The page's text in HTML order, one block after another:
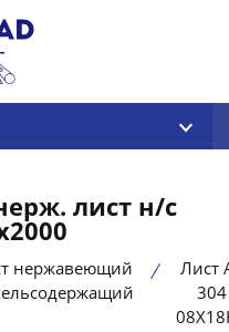
лист н/с
нержавеющий
Лист